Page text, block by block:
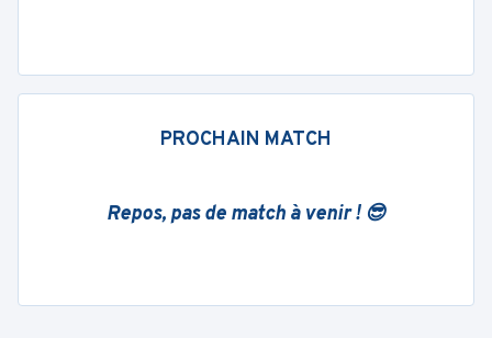
PROCHAIN MATCH
Repos, pas de match à venir ! 😎